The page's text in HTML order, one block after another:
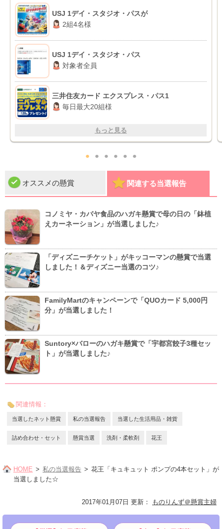
USJ 1デイ・スタジオ・パスが
2組4名様
USJ 1デイ・スタジオ・パス
対象者全員
三井住友カード エクスプレス・パス1
毎日最大20組様
もっと見る
● ● ● ● ● ●
オススメの懸賞 関連する当選報告
コノミヤ・カバヤ食品のハガキ懸賞で母の日の「鉢植
えカーネーション」が当選しました♪
「ディズニーチケット」がキッコーマンの懸賞で当選
しました！＆ディズニー当選のコツ♪
FamilyMartのキャンペーンで「QUOカード 5,000円
分」が当選しました！
Suntory×バローのハガキ懸賞で「宇都宮餃子3種セッ
ト」が当選しました♪
関連情報：
当選したネット懸賞 私の当選報告 当選した生活用品・雑貨
詰め合わせ・セット 懸賞当選 洗剤・柔軟剤 花王
HOME 私の当選報告
花王「キュキュット ポンプの4本セット」が
当選しました☆
2017年01月07日 更新 ： ものりんず＠懸賞主婦